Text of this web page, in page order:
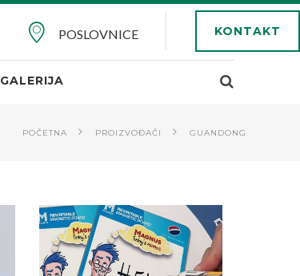
POSLOVNICE KONTAKT
GALERIJA
POČETNA PROIZVOĐAČI GUANDONG